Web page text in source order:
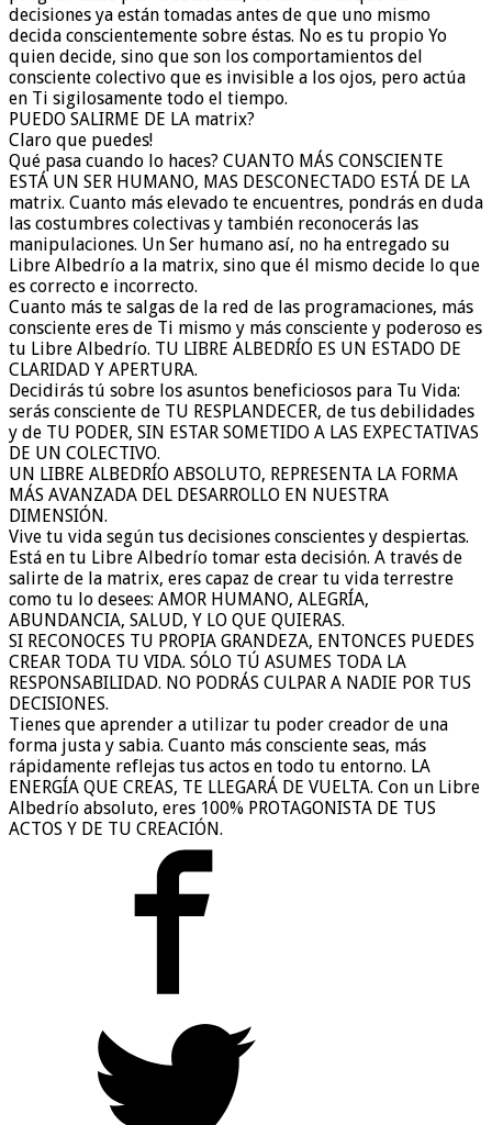
decisiones ya están tomadas antes de que uno mismo
decida conscientemente sobre éstas. No es tu propio Yo
quien decide, sino que son los comportamientos del
consciente colectivo que es invisible a los ojos, pero actúa
en Ti sigilosamente todo el tiempo.
PUEDO SALIRME DE LA matrix?
Claro que puedes!
Qué pasa cuando lo haces? CUANTO MÁS CONSCIENTE
ESTÁ UN SER HUMANO, MAS DESCONECTADO ESTÁ DE LA
matrix. Cuanto más elevado te encuentres, pondrás en duda
las costumbres colectivas y también reconocerás las
manipulaciones. Un Ser humano así, no ha entregado su
Libre Albedrío a la matrix, sino que él mismo decide lo que
es correcto e incorrecto.
Cuanto más te salgas de la red de las programaciones, más
consciente eres de Ti mismo y más consciente y poderoso es
tu Libre Albedrío. TU LIBRE ALBEDRÍO ES UN ESTADO DE
CLARIDAD Y APERTURA.
Decidirás tú sobre los asuntos beneficiosos para Tu Vida:
serás consciente de TU RESPLANDECER, de tus debilidades
y de TU PODER, SIN ESTAR SOMETIDO A LAS EXPECTATIVAS
DE UN COLECTIVO.
UN LIBRE ALBEDRÍO ABSOLUTO, REPRESENTA LA FORMA
MÁS AVANZADA DEL DESARROLLO EN NUESTRA
DIMENSIÓN.
Vive tu vida según tus decisiones conscientes y despiertas.
Está en tu Libre Albedrío tomar esta decisión. A través de
salirte de la matrix, eres capaz de crear tu vida terrestre
como tu lo desees: AMOR HUMANO, ALEGRÍA,
ABUNDANCIA, SALUD, Y LO QUE QUIERAS.
SI RECONOCES TU PROPIA GRANDEZA, ENTONCES PUEDES
CREAR TODA TU VIDA. SÓLO TÚ ASUMES TODA LA
RESPONSABILIDAD. NO PODRÁS CULPAR A NADIE POR TUS
DECISIONES.
Tienes que aprender a utilizar tu poder creador de una
forma justa y sabia. Cuanto más consciente seas, más
rápidamente reflejas tus actos en todo tu entorno. LA
ENERGÍA QUE CREAS, TE LLEGARÁ DE VUELTA. Con un Libre
Albedrío absoluto, eres 100% PROTAGONISTA DE TUS
ACTOS Y DE TU CREACIÓN.